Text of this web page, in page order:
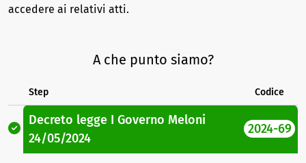
accedere ai relativi atti.
A che punto siamo?
Step Codice
Decreto legge I Governo Meloni
24/05/2024
2024-69